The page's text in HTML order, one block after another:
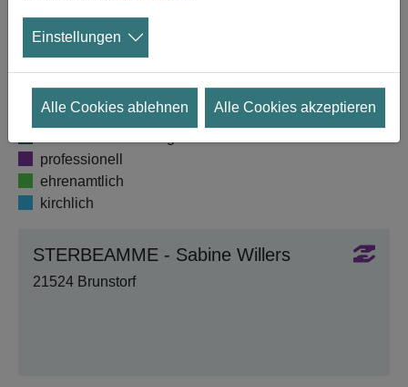
Legende
Hospiz
professionell
ehrenamtlich
kirchlich
STERBEAMME - Sabine Willers
21524 Brunstorf
Einstellungen
Alle Cookies ablehnen Alle Cookies akzeptieren